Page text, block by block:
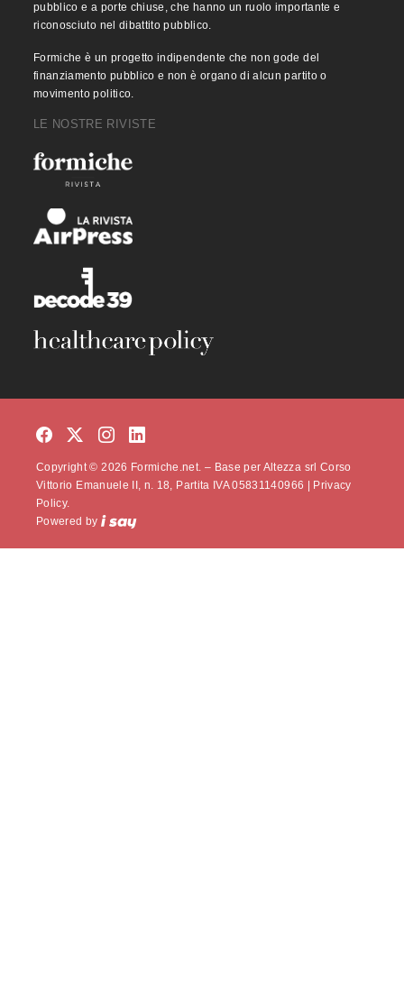
pubblico e a porte chiuse, che hanno un ruolo importante e
riconosciuto nel dibattito pubblico.
Formiche è un progetto indipendente che non gode del
finanziamento pubblico e non è organo di alcun partito o
movimento politico.
LE NOSTRE RIVISTE
Copyright © 2026 Formiche.net. – Base per Altezza srl Corso
Vittorio Emanuele II, n. 18, Partita IVA 05831140966 |
Privacy
Policy.
Powered by